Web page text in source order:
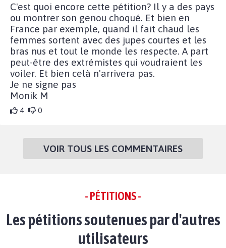
C'est quoi encore cette pétition? Il y a des pays
ou montrer son genou choqué. Et bien en
France par exemple, quand il fait chaud les
femmes sortent avec des jupes courtes et les
bras nus et tout le monde les respecte. A part
peut-être des extrémistes qui voudraient les
voiler. Et bien celà n'arrivera pas.
Je ne signe pas
Monik M
4 0
VOIR TOUS LES COMMENTAIRES
- PÉTITIONS -
Les pétitions soutenues par d'autres
utilisateurs